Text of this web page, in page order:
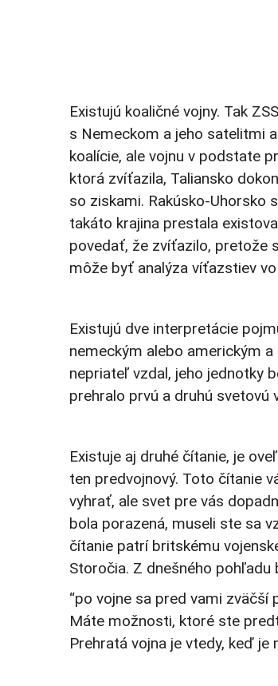
Existujú koaličné vojny. Tak
s Nemeckom a jeho satelitmi
koalície, ale vojnu v podstate
ktorá zvíťazila, Taliansko
so ziskami. Rakúsko-Uhorsko
takáto krajina prestala
povedať, že zvíťazilo, pretože
môže byť analýza víťazstiev
Existujú dve interpretácie
nemeckým alebo americkým
nepriateľ vzdal, jeho jednotky
prehralo prvú a druhú svetovú
Existuje aj druhé čítanie, je
ten predvojnový. Toto čítanie
vyhrať, ale svet pre vás
bola porazená, museli ste sa
čítanie patrí britskému
Storočia. Z dnešného
“po vojne sa pred vami
Máte možnosti, ktoré ste
Prehratá vojna je vtedy, keď je